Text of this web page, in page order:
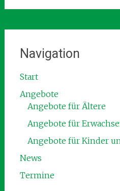
Navigation
Start
Angebote
Angebote für Ältere
Angebote für
Angebote für Kinder
News
Termine